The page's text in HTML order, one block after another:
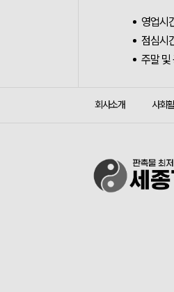
영업시
점심시
주말 및
회사소개 사회